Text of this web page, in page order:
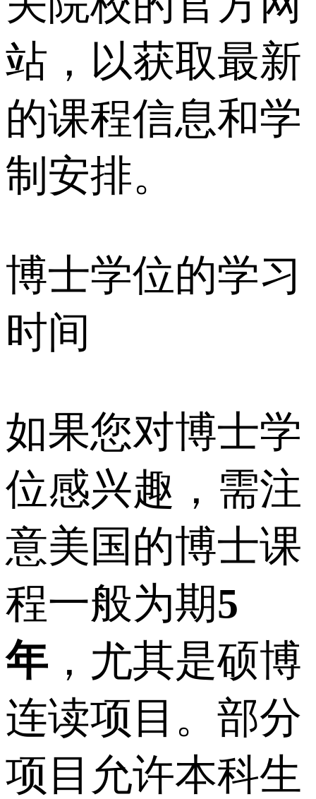
站，以获取最新
的课程信息和学
制安排。
博士学位的学习
时间
如果您对博士学
位感兴趣，需注
意美国的博士课
程一般为期5
年 ，尤其是硕博
连读项目。部分
项目允许本科生